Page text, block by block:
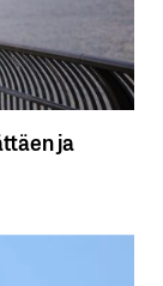
ja